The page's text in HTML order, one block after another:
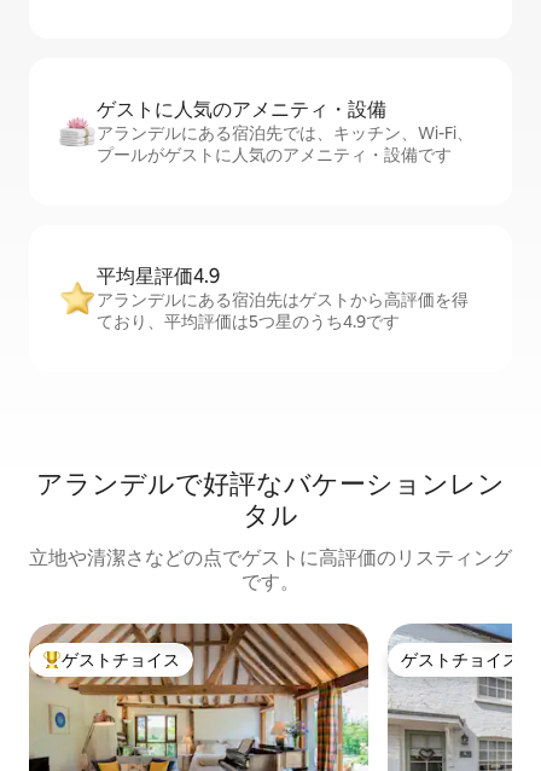
ゲストに人⁠気⁠のア⁠メ⁠ニ⁠テ⁠ィ・設⁠備
アランデルにある宿泊先では、キッチン、Wi-Fi、
プールがゲストに人気のアメニティ・設備です
平均星評価4.9
アランデルにある宿泊先はゲストから高評価を得
ており、平均評価は5つ星のうち4.9です
アランデルで好評なバケーションレン
タル
立地や清潔さなどの点でゲストに高評価のリスティング
です。
大好評のゲストチョイスです。
ゲストチョイス ゲストチョイス
ゲストチョイス